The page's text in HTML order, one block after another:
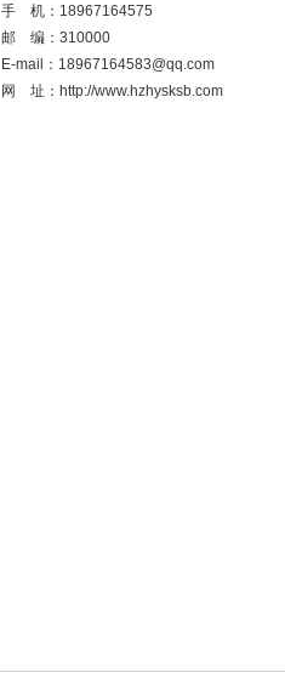
手 机：18967164575
邮 编：310000
E-mail：18967164583@qq.com
网 址：http://www.hzhysksb.com